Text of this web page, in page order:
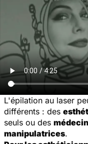
L'épilation au laser
différents : des
seuls ou des
manipulatrices.